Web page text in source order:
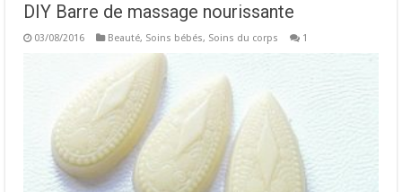
DIY Barre de massage nourissante
03/08/2016 Beauté, Soins bébés, Soins du corps 1